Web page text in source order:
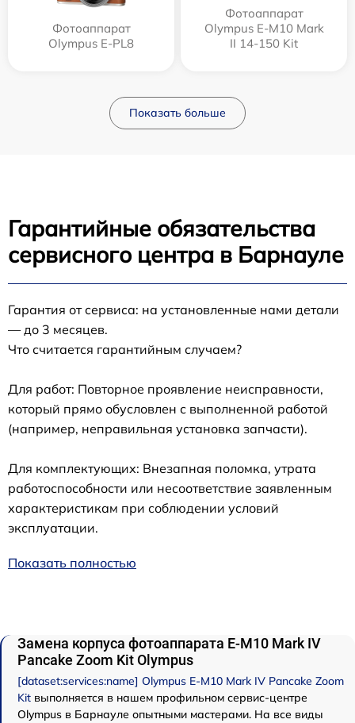
Фотоаппарат
Olympus E-PL8
Фотоаппарат
Olympus E‑M10 Mark
II 14-150 Kit
Показать больше
Гарантийные обязательства
сервисного центра в Барнауле
Гарантия от сервиса: на установленные нами детали
— до 3 месяцев.
Что считается гарантийным случаем?
Для работ: Повторное проявление неисправности,
который прямо обусловлен с выполненной работой
(например, неправильная установка запчасти).
Для комплектующих: Внезапная поломка, утрата
работоспособности или несоответствие заявленным
характеристикам при соблюдении условий
эксплуатации.
Показать полностью
Замена корпуса фотоаппарата E-M10 Mark IV
Pancake Zoom Kit Olympus
[dataset:services:name] Olympus E-M10 Mark IV Pancake Zoom
Kit выполняется в нашем профильном сервис-центре
Olympus в Барнауле опытными мастерами. На все виды